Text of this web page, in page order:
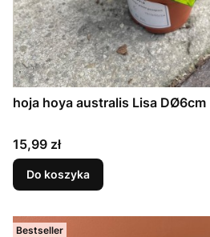
hoja hoya australis Lisa DØ6cm
Cena
15,99 zł
Do koszyka
Bestseller